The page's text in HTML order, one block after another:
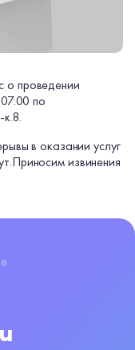
о проведении
по
в оказании услуг
Приносим извинения